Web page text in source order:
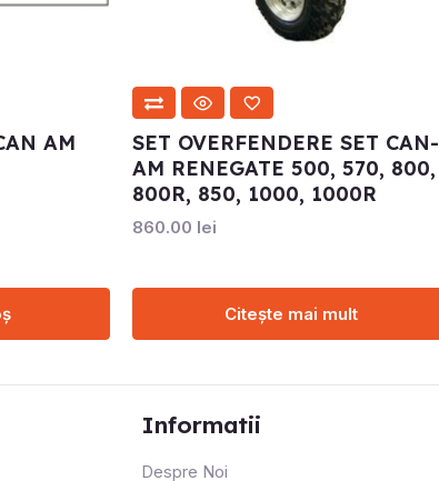
AM
SET OVERFENDERE SET CAN-
AM RENEGATE 500, 570, 800,
800R, 850, 1000, 1000R
860.00 lei
Citește mai mult
Informatii
Despre Noi